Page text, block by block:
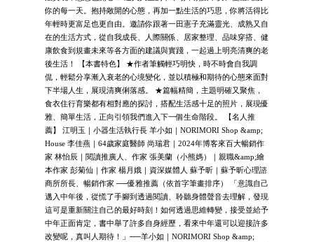
你的每一天。抱持敞開的心態，再加一點生活的巧思，你將活得比
年輕時更富足也更自由。邀請你跟著一田憲子充滿靈光、成熟又自
在的生活方式，從自我成長、人際關係、居家整理、品味穿搭、健
康飲食到規畫未來等各方面的建議與實踐，一起過上明亮清爽的老
後生活！ 【本書特色】 ★作者筆觸輕巧明快，時不時會自我調
侃，輕鬆分享漸入衰老的心境變化，並以積極和期待的心態來面對
下半場人生，展現清爽俐落感。 ★篇幅精簡，主題明確又聚焦，
食衣住行育樂都有相對應的探討，搭配生活感十足的照片，展現優
雅、簡單生活，正向引領我們進入下一個生命階段。 【名人推
薦】 江明玉｜小器生活執行長 羊小如｜NORIMORI Shop &amp;
House 李佳燕｜64歲家庭醫師 尚瑞君｜2024年博客來百大暢銷作
家 林怡辰｜閱讀推廣人、作家 張美蘭（小熊媽）｜親職&amp;繪
本作家 彭菊仙｜作家 楊月娥｜資深媒體人 蘇予昕｜蘇予昕心理諮
商所所長、暢銷作家 ──優雅推薦（依首字筆畫排序） 「意識自己
邁入中年後，從慌了手腳到透過閱讀、聆聽身體聲音去理解，發現
這可是重新關注自己的最好時刻！如何透過思維轉變，接受並給予
中年正面肯定，書中舉了許多自身經歷，看來中年還可以迎接許多
改變呢，真叫人期待！」──羊小如｜NORIMORI Shop &amp;